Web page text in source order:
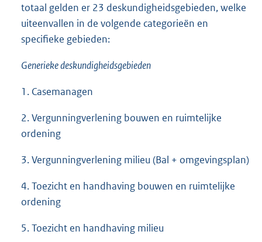
totaal gelden er 23 deskundigheidsgebieden, welke
uiteenvallen in de volgende categorieën en
specifieke gebieden:
Generieke deskundigheidsgebieden
1. Casemanagen
2. Vergunningverlening bouwen en ruimtelijke
ordening
3. Vergunningverlening milieu (Bal + omgevingsplan)
4. Toezicht en handhaving bouwen en ruimtelijke
ordening
5. Toezicht en handhaving milieu